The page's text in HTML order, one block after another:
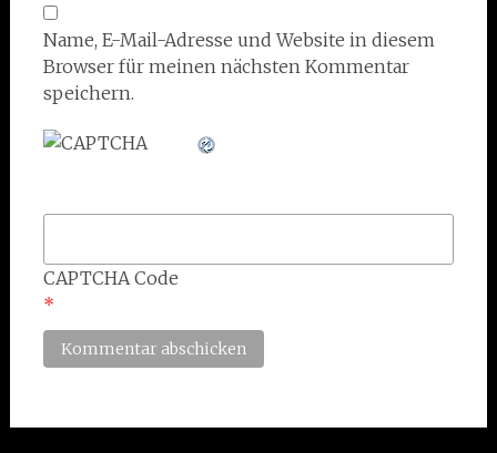
Name, E-Mail-Adresse und Website in diesem
Browser für meinen nächsten Kommentar
speichern.
CAPTCHA Code
*